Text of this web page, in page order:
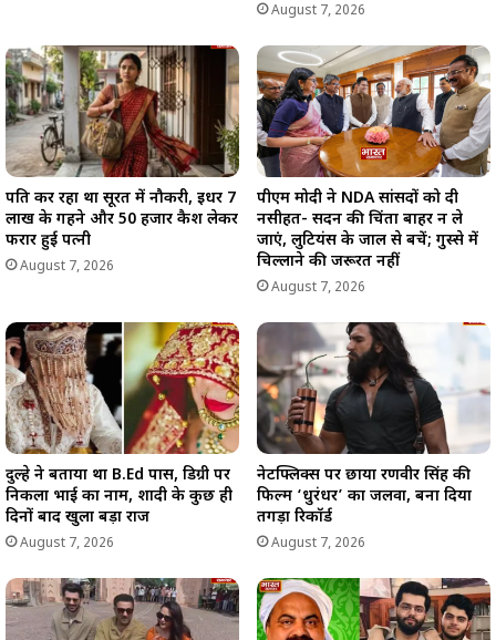
August 7, 2026
पति कर रहा था सूरत में नौकरी, इधर 7
लाख के गहने और 50 हजार कैश लेकर
फरार हुई पत्नी
August 7, 2026
पीएम मोदी ने NDA सांसदों को दी
नसीहत- सदन की चिंता बाहर न ले
जाएं, लुटियंस के जाल से बचें; गुस्से में
चिल्लाने की जरूरत नहीं
August 7, 2026
दुल्हे ने बताया था B.Ed पास, डिग्री पर
निकला भाई का नाम, शादी के कुछ ही
दिनों बाद खुला बड़ा राज
August 7, 2026
नेटफ्लिक्स पर छाया रणवीर सिंह की
फिल्म ‘धुरंधर’ का जलवा, बना दिया
तगड़ा रिकॉर्ड
August 7, 2026